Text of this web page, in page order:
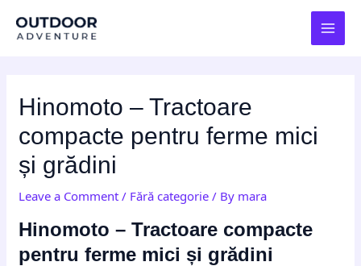
Hinomoto – Tractoare
compacte pentru ferme mici
și grădini
Leave a Comment / Fără categorie / By mara
Hinomoto – Tractoare compacte
pentru ferme mici și grădini
navigation